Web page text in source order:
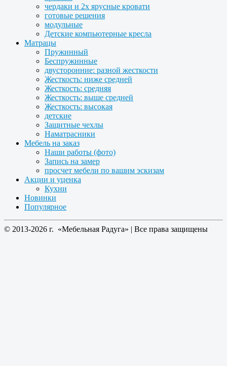
чердаки и 2х ярусные кровати
готовые решения
модульные
Детские компьютерные кресла
Матрацы
Пружинный
Беспружинные
двусторонние: разной жесткости
Жесткость: ниже средней
Жесткость: средняя
Жесткость: выше средней
Жесткость: высокая
детские
Защитные чехлы
Наматрасники
Мебель на заказ
Наши работы (фото)
Запись на замер
просчет мебели по вашим эскизам
Акции и уценка
Кухни
Новинки
Популярное
© 2013-2026 г. «Мебельная Радуга» | Все права защищены